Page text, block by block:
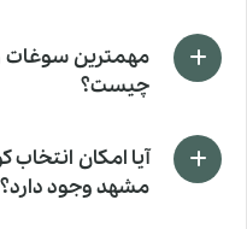
مهمترین سوغات
چیست؟
آیا امکان
مشهد وجود دارد؟